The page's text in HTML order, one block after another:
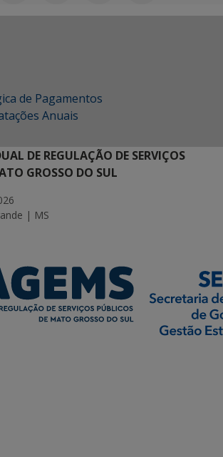
de Pagamentos
Anuais
DE REGULAÇÃO DE SERVIÇOS
GROSSO DO SUL
| MS